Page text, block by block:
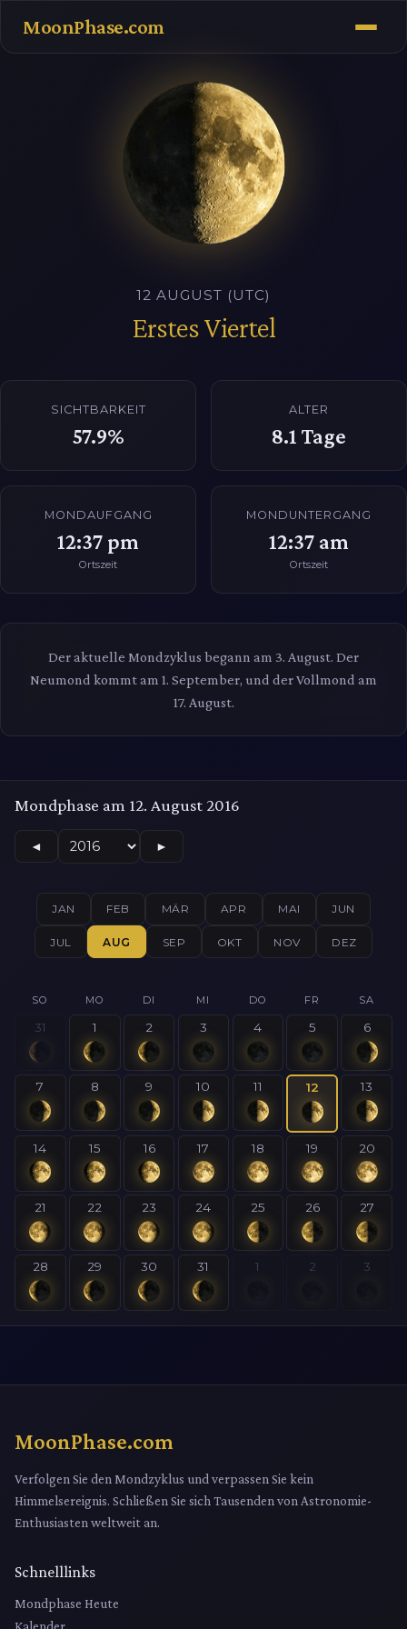
MoonPhase.com
12 AUGUST (UTC)
Erstes Viertel
SICHTBARKEIT
57.9%
ALTER
8.1 Tage
MONDAUFGANG
12:37 pm
Ortszeit
MONDUNTERGANG
12:37 am
Ortszeit
Der aktuelle Mondzyklus begann am 3. August. Der
Neumond kommt am 1. September, und der Vollmond am
17. August.
Mondphase am 12. August 2016
◄ ►
JAN FEB MÄR APR MAI JUN
JUL AUG SEP OKT NOV DEZ
SO MO DI MI DO FR SA
31 1 2 3 4 5 6
7 8 9 10 11 12 13
14 15 16 17 18 19 20
21 22 23 24 25 26 27
28 29 30 31 1 2 3
MoonPhase.com
Verfolgen Sie den Mondzyklus und verpassen Sie kein
Himmelsereignis. Schließen Sie sich Tausenden von Astronomie-
Enthusiasten weltweit an.
Schnelllinks
Mondphase Heute
Kalender